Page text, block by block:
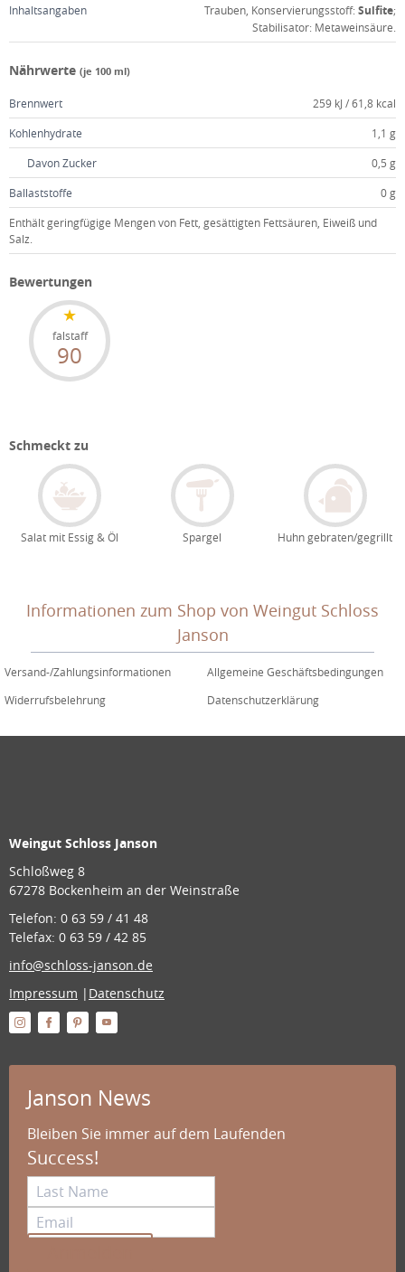
Inhaltsangaben Trauben, Konservierungsstoff:Sulfite;
Stabilisator: Metaweinsäure.
Nährwerte (je 100 ml)
Brennwert 259 kJ / 61,8 kcal
Kohlenhydrate 1,1 g
Davon Zucker 0,5 g
Ballaststoffe 0 g
Enthält geringfügige Mengen von Fett, gesättigten Fettsäuren, Eiweiß und
Salz.
Bewertungen
falstaff
90
Schmeckt zu
Salat mit Essig & Öl Spargel Huhn gebraten/gegrillt
Informationen zum Shop von Weingut Schloss
Janson
Versand-/Zahlungsinformationen
Allgemeine Geschäftsbedingungen
Widerrufsbelehrung
Datenschutzerklärung
Weingut Schloss Janson
Schloßweg 8
67278 Bockenheim an der Weinstraße
Telefon: 0 63 59 / 41 48
Telefax: 0 63 59 / 42 85
info@schloss-janson.de
Impressum | Datenschutz
Janson News
Bleiben Sie immer auf dem Laufenden
Success!